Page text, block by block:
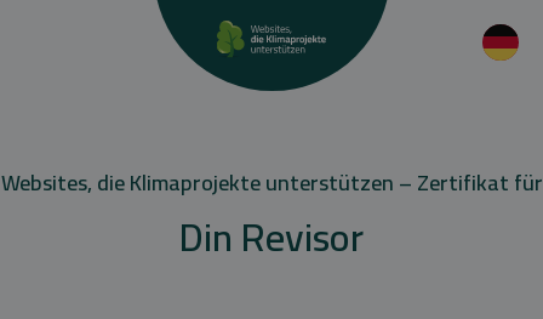
Websites, die Klimaprojekte unterstützen – Zertifikat für
Din Revisor